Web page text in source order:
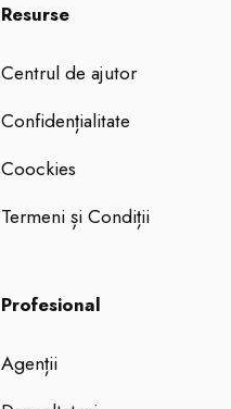
Resurse
Centrul de ajutor
Confidențialitate
Coockies
Termeni și Condiții
Profesional
Agenții